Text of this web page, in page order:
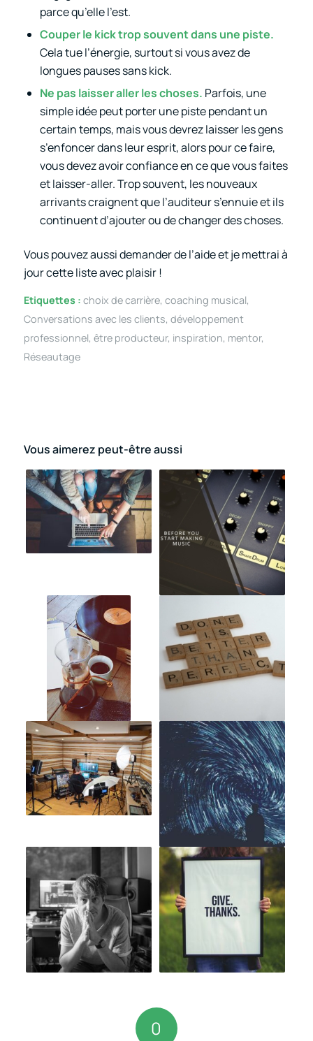
parce qu’elle l’est.
Couper le kick trop souvent dans une piste.
Cela tue l’énergie, surtout si vous avez de
longues pauses sans kick.
Ne pas laisser aller les choses. Parfois, une
simple idée peut porter une piste pendant un
certain temps, mais vous devrez laisser les gens
s’enfoncer dans leur esprit, alors pour ce faire,
vous devez avoir confiance en ce que vous faites
et laisser-aller. Trop souvent, les nouveaux
arrivants craignent que l’auditeur s’ennuie et ils
continuent d’ajouter ou de changer des choses.
Vous pouvez aussi demander de l’aide et je mettrai à
jour cette liste avec plaisir !
Etiquettes : choix de carrière, coaching musical,
Conversations avec les clients, développement
professionnel, être producteur, inspiration, mentor,
Réseautage
Vous aimerez peut-être aussi
0